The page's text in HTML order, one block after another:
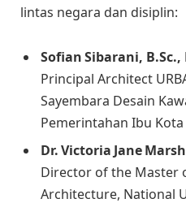
lintas negara dan disiplin:
Sofian Sibarani, B.Sc.,
Principal Architect
Sayembara Desain
Pemerintahan Ibu
Dr. Victoria Jane
Director of the Master
Architecture, National